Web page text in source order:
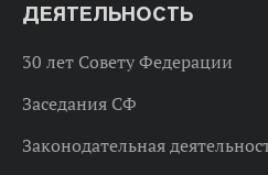
ДЕЯТЕЛЬНОСТЬ
30 лет Совету Федерации
Заседания СФ
Законодательная